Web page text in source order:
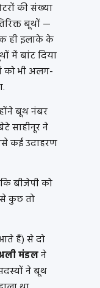
की संख्या
बूथों —
ही इलाके के
में बांट दिया
को भी अलग-
बूथ नंबर
साहीनूर ने
कई उदाहरण
बीजेपी को
कुछ तो
हैं) से दो
मंडलने
ने बूथ